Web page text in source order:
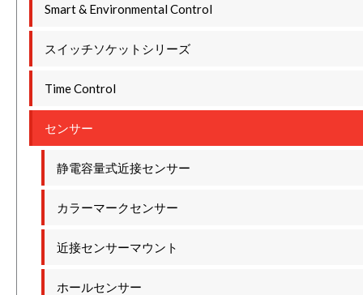
Smart & Environmental Control
スイッチソケットシリーズ
Time Control
センサー
静電容量式近接センサー
カラーマークセンサー
近接センサーマウント
ホールセンサー